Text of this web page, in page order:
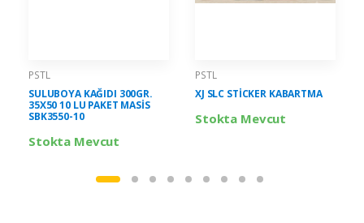
PSTL
SULUBOYA KAĞIDI 300GR.
35X50 10 LU PAKET MASİS
SBK3550-10
Stokta Mevcut
PSTL
XJ SLC STİCKER KABARTMA
Stokta Mevcut